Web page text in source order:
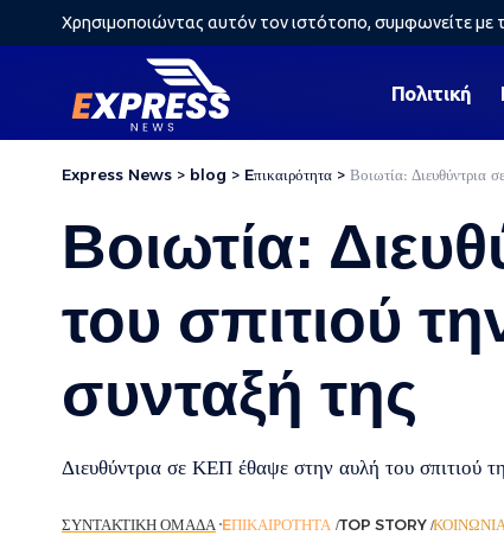
Χρησιμοποιώντας αυτόν τον ιστότοπο, συμφωνείτε με
Πολιτική
Express News > blog > Eπικαιρότητα > Βοιωτία: Διευθύντρια
Βοιωτία:
του σπιτιού
συνταξή της
Διευθύντρια σε ΚΕΠ έθαψε στην αυλή του σπιτιού
ΣΥΝΤΑΚΤΙΚΉ ΟΜΆΔΑ EΠΙΚΑΙΡΌΤΗΤΑ TOP STORY ΚΟΙΝΩΝΊΑ